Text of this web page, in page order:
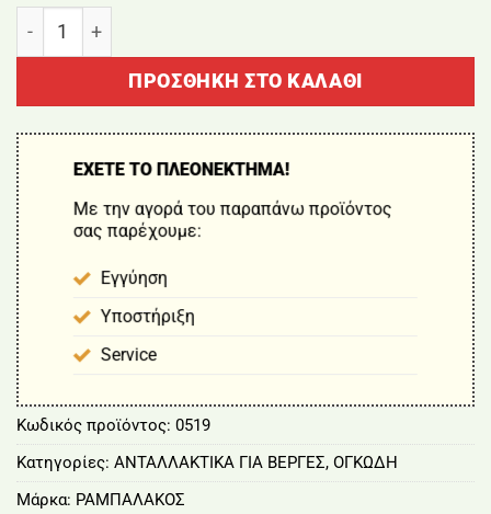
ΑΧΙΝΟΣ 2,00m ΜΕ ΣΩΛΗΝΑ ΑΛΟΥΜΙΝΙΟΥ ΧΩΡΙΣ
ΠΡΟΣΘΉΚΗ ΣΤΟ ΚΑΛΆΘΙ
ΕΧΕΤΕ ΤΟ ΠΛΕΟΝΕΚΤΗΜΑ!
Με την αγορά του παραπάνω προϊόντος
σας παρέχουμε:
Εγγύηση
Υποστήριξη
Service
Κωδικός προϊόντος: 0519
Κατηγορίες: ΑΝΤΑΛΛΑΚΤΙΚΑ ΓΙΑ ΒΕΡΓΕΣ, ΟΓΚΩΔΗ
Μάρκα: ΡΑΜΠΑΛΑΚΟΣ